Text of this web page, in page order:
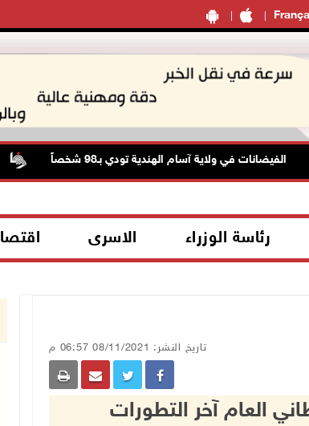
الفيضانات في ولاية آسام الهندية تودي بـ98 شخصاً
رئاسة الوزراء الاسرى
تاريخ النشر: 08/11/2021 06:57 م
العام آخر التطورات